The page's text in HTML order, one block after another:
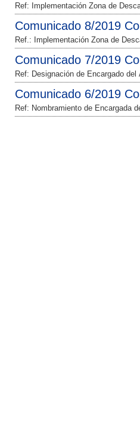
Ref: Implementación Zona de
Comunicado 8/2019
Ref.: Implementación Zona de
Comunicado 7/2019
Ref: Designación de Encargado
Comunicado 6/2019
Ref: Nombramiento de Encargada